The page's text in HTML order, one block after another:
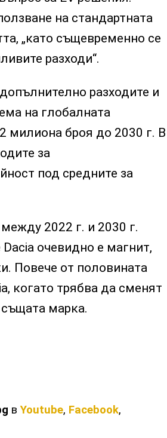
на стандартната
„като същевременно се
разходи“.
разходите и
на глобалната
милиона броя до 2030 г. В
за
под средните за
2022 г. и 2030 г.
очевидно е магнит,
Повече от половината
когато трябва да сменят
марка.
вYoutube, Facebook,